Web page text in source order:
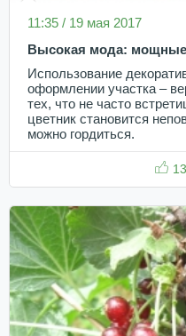
11:35 / 19 мая 2017
Высокая мода: мощные
Использование
оформлении участка –
тех, что не часто
цветник становится
можно гордиться.
13